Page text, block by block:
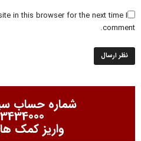
in this browser for the next time I
comment.
شماره حساب
واریز کمک